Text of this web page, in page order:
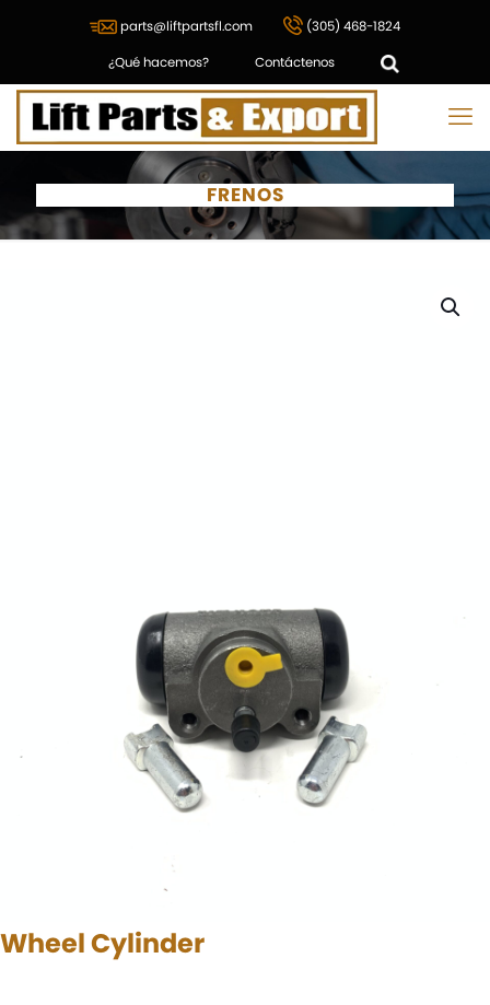
parts@liftpartsfl.com (305) 468-1824
¿Qué hacemos? Contáctenos
FRENOS
Wheel Cylinder